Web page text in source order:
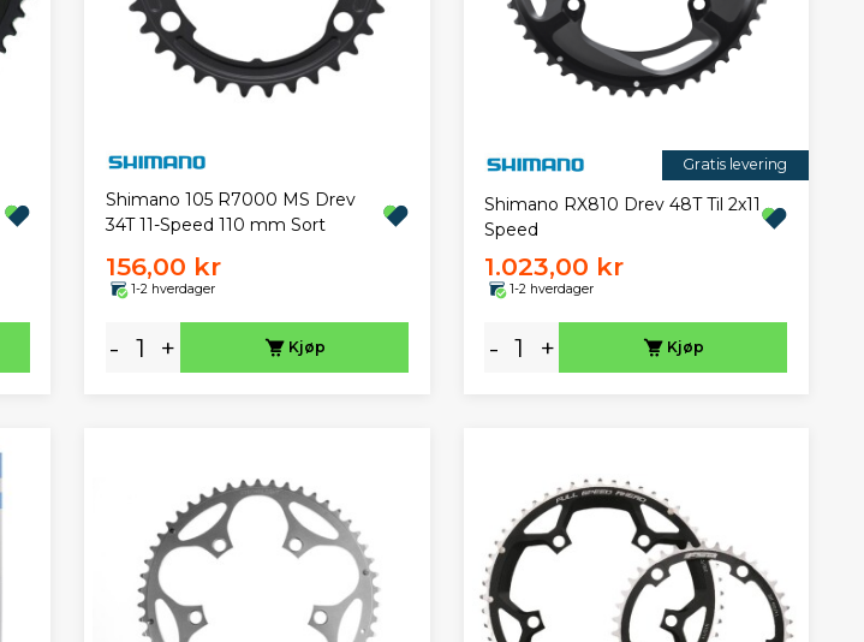
Shimano 105 R7000 MS Drev
34T 11-Speed 110 mm Sort
156,00 kr
1-2 hverdager
- + Kjøp
Gratis levering
Shimano RX810 Drev 48T Til 2x11
Speed
1.023,00 kr
1-2 hverdager
- + Kjøp